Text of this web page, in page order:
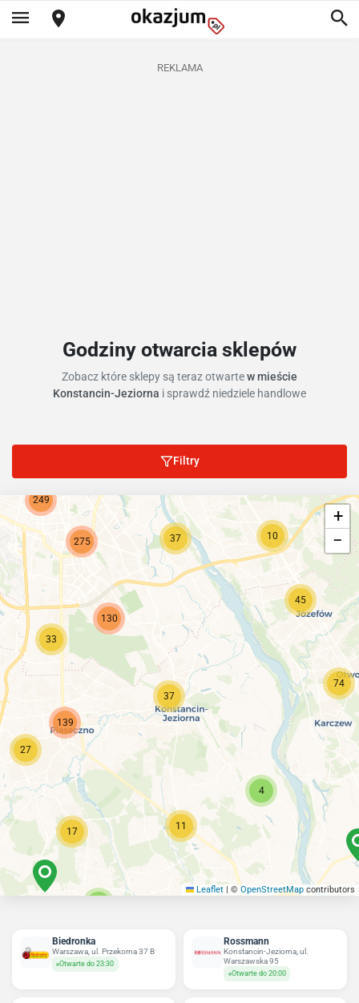
REKLAMA
Godziny otwarcia sklepów
Zobacz które sklepy są teraz otwartew mieście
Konstancin-Jeziorna i sprawdź niedziele handlowe
Filtry
37
11
4
33
74
27
10
37
17
130
139
45
275
249
+
−
Leaflet | © OpenStreetMap contributors
Biedronka
Warszawa, ul. Przekorna 37 B
Otwarte do 23:30
Rossmann
Konstancin-Jeziorna, ul.
Warszawska 95
Otwarte do 20:00